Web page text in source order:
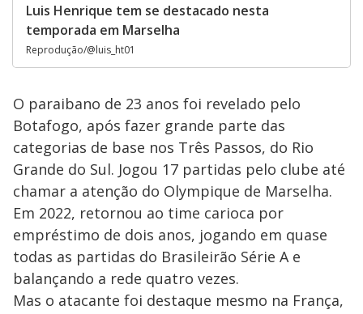
Luis Henrique tem se destacado nesta
temporada em Marselha
Reprodução/@luis_ht01
O paraibano de 23 anos foi revelado pelo
Botafogo, após fazer grande parte das
categorias de base nos Três Passos, do Rio
Grande do Sul. Jogou 17 partidas pelo clube até
chamar a atenção do Olympique de Marselha.
Em 2022, retornou ao time carioca por
empréstimo de dois anos, jogando em quase
todas as partidas do Brasileirão Série A e
balançando a rede quatro vezes.
Mas o atacante foi destaque mesmo na França,